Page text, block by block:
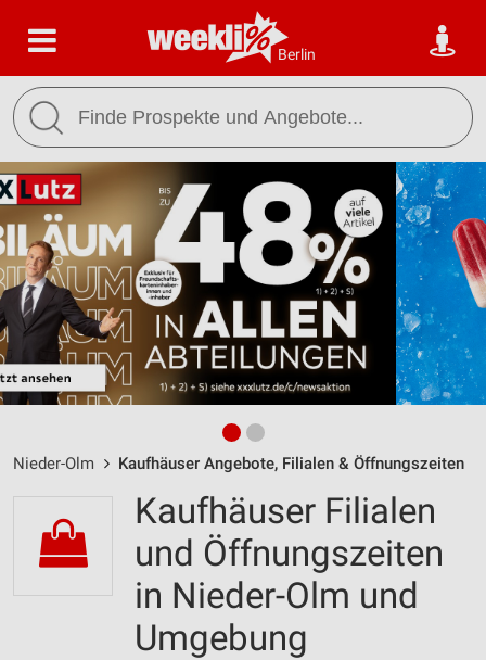
Berlin
Nieder-Olm Kaufhäuser Angebote, Filialen & Öffnungszeiten
Kaufhäuser Filialen
und Öffnungszeiten
in Nieder-Olm und
Umgebung